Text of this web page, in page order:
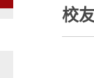
校